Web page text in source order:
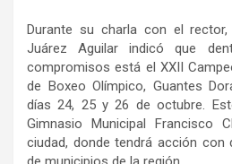
Durante su charla con el
Juárez Aguilar indicó que
compromisos está el XXII
de Boxeo Olímpico, Guantes
días 24, 25 y 26 de octubre.
Gimnasio Municipal Francisco
ciudad, donde tendrá acción con